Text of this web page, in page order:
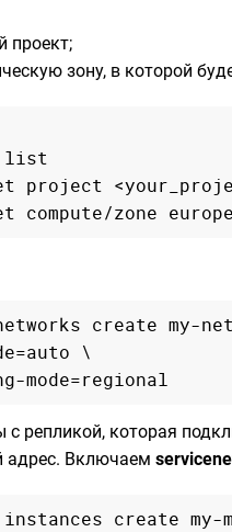
проект;
зону, в которой
list
project
create my-
\
c репликой, которая
адрес. Включаем
create